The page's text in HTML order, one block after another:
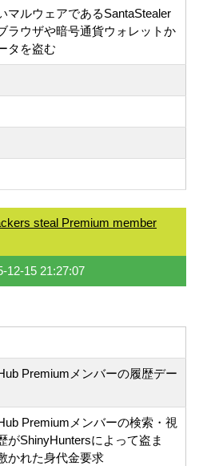
マルウェアであるSantaStealer
ラウザや暗号通貨ウォレットか
タを盗む
steal Premium member
12-15 21:27:07
Premiumメンバーの履歴デー
Premiumメンバーの検索・視
がShinyHuntersによって盗ま
かれた身代金要求